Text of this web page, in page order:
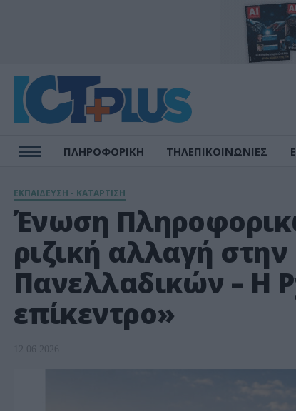
ΠΛΗΡΟΦΟΡΙΚΗ ΤΗΛΕΠΙΚΟΙΝΩΝΙΕΣ
ΕΚΠΑΙΔΕΥΣΗ - ΚΑΤΑΡΤΙΣΗ
Ένωση
ριζική αλλαγή
Πανελλαδικών – Η
επίκεντρο»
12.06.2026